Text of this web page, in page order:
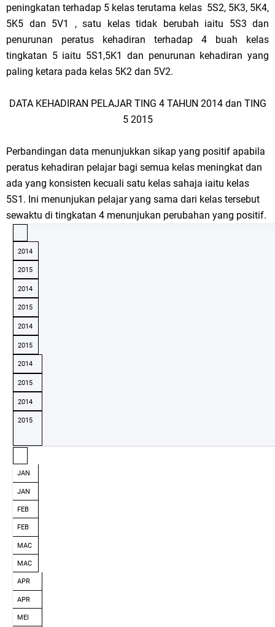
peningkatan terhadap 5 kelas terutama kelas 5S2, 5K3, 5K4,
5K5 dan 5V1 , satu kelas tidak berubah iaitu 5S3 dan
penurunan peratus kehadiran terhadap 4 buah kelas
tingkatan 5 iaitu 5S1,5K1 dan penurunan kehadiran yang
paling ketara pada kelas 5K2 dan 5V2.
DATA KEHADIRAN PELAJAR TING 4 TAHUN 2014 dan TING
5 2015
Perbandingan data menunjukkan sikap yang positif apabila
peratus kehadiran pelajar bagi semua kelas meningkat dan
ada yang konsisten kecuali satu kelas sahaja iaitu kelas
5S1. Ini menunjukan pelajar yang sama dari kelas tersebut
sewaktu di tingkatan 4 menunjukan perubahan yang positif.
2014
2015
2014
2015
2014
2015
2014
2015
2014
2015
JAN
JAN
FEB
FEB
MAC
MAC
APR
APR
MEI